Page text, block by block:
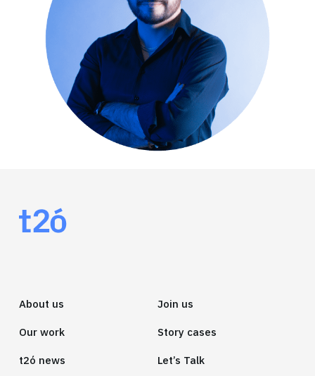
About us
Our work
t2ó news
Join us
Story cases
Let’s Talk